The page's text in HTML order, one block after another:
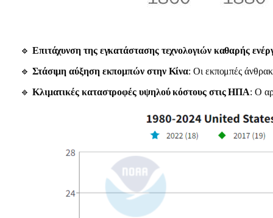
🔹 Επιτάχυνση της εγκατάστασης τεχνολογιών καθαρής
🔹 Στάσιμη αύξηση εκπομπών στην Κίνα: Οι εκπομπές
🔹 Κλιματικές καταστροφές υψηλού κόστους στις ΗΠΑ: Ο